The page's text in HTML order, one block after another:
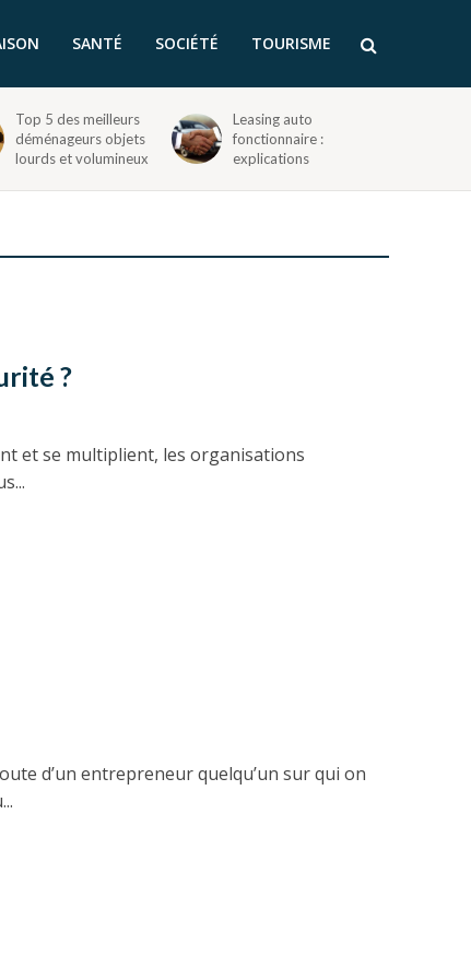
SANTÉ SOCIÉTÉ TOURISME
Top 5 des meilleurs
déménageurs objets
lourds et volumineux
Leasing auto
fonctionnaire :
explications
?
et se multiplient, les organisations
d’un entrepreneur quelqu’un sur qui on